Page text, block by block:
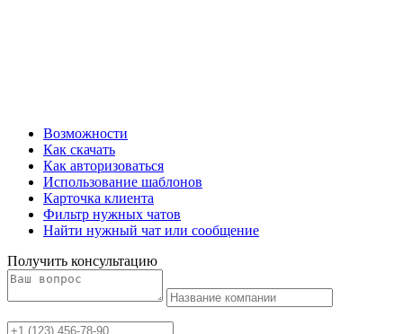
Возможности
Как скачать
Как авторизоваться
Использование шаблонов
Карточка клиента
Фильтр нужных чатов
Найти нужный чат или сообщение
Получить консультацию